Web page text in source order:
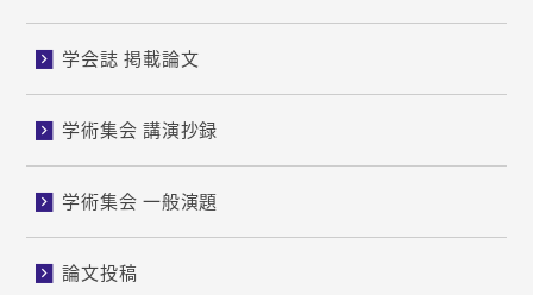
学会誌 掲載論文
学術集会 講演抄録
学術集会 一般演題
論文投稿